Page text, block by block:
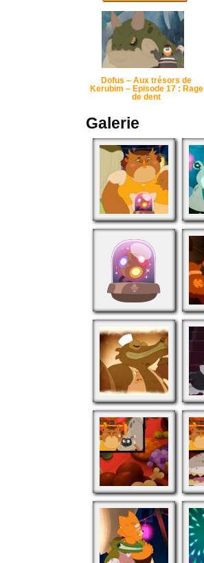
Dofus – Aux trésors de
Kerubim – Episode 17 : Rage
de dent
Galerie